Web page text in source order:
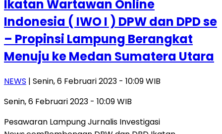
Ikatan Wartawan Online
Indonesia ( IWO I ) DPW dan DPD se
– Propinsi Lampung Berangkat
Menuju ke Medan Sumatera Utara
NEWS | Senin, 6 Februari 2023 - 10:09 WIB
Senin, 6 Februari 2023 - 10:09 WIB
Pesawaran Lampung Jurnalis Investigasi